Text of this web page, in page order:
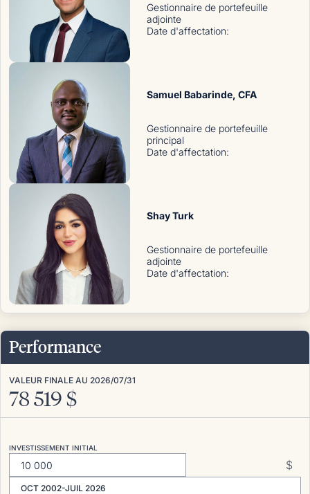
Gestionnaire de portefeuille
adjointe
Date d'affectation:
Samuel Babarinde, CFA
Gestionnaire de portefeuille
principal
Date d'affectation:
Shay Turk
Gestionnaire de portefeuille
adjointe
Date d'affectation:
Performance
VALEUR FINALE AU 2026/07/31
78 519$
INVESTISSEMENT INITIAL
$
OCT 2002-JUIL 2026